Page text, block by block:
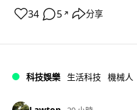
34 5 ↗ 分享
科技娛樂 生活科技 機械人